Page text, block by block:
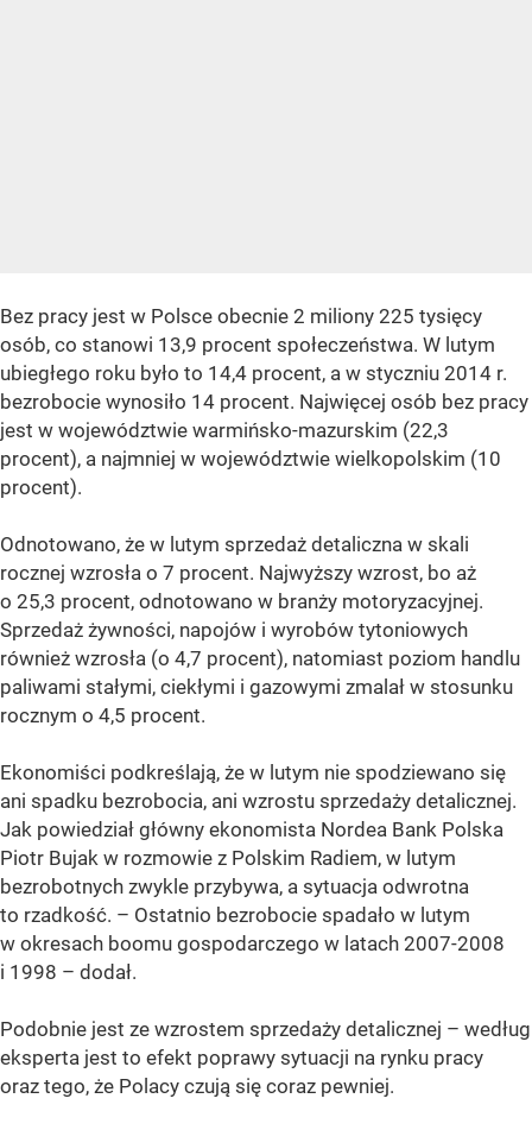
Bez pracy jest w Polsce obecnie 2 miliony 225 tysięcy
osób, co stanowi 13,9 procent społeczeństwa. W lutym
ubiegłego roku było to 14,4 procent, a w styczniu 2014 r.
bezrobocie wynosiło 14 procent. Najwięcej osób bez pracy
jest w województwie warmińsko-mazurskim (22,3
procent), a najmniej w województwie wielkopolskim (10
procent).
Odnotowano, że w lutym sprzedaż detaliczna w skali
rocznej wzrosła o 7 procent. Najwyższy wzrost, bo aż
o 25,3 procent, odnotowano w branży motoryzacyjnej.
Sprzedaż żywności, napojów i wyrobów tytoniowych
również wzrosła (o 4,7 procent), natomiast poziom handlu
paliwami stałymi, ciekłymi i gazowymi zmalał w stosunku
rocznym o 4,5 procent.
Ekonomiści podkreślają, że w lutym nie spodziewano się
ani spadku bezrobocia, ani wzrostu sprzedaży detalicznej.
Jak powiedział główny ekonomista Nordea Bank Polska
Piotr Bujak w rozmowie z Polskim Radiem, w lutym
bezrobotnych zwykle przybywa, a sytuacja odwrotna
to rzadkość. – Ostatnio bezrobocie spadało w lutym
w okresach boomu gospodarczego w latach 2007-2008
i 1998 – dodał.
Podobnie jest ze wzrostem sprzedaży detalicznej – według
eksperta jest to efekt poprawy sytuacji na rynku pracy
oraz tego, że Polacy czują się coraz pewniej.